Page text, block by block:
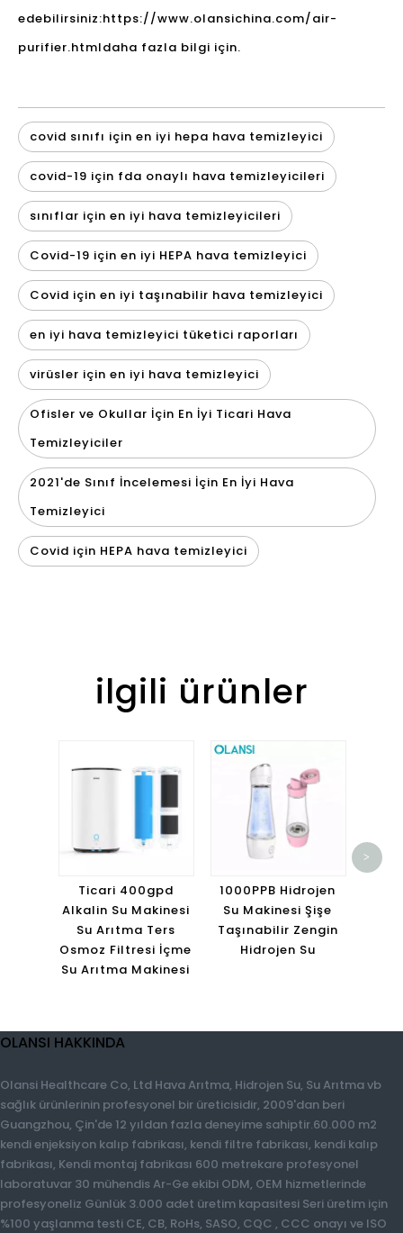
edebilirsiniz:https://www.olansichina.com/air-
purifier.htmldaha fazla bilgi için.
covid sınıfı için en iyi hepa hava temizleyici
covid-19 için fda onaylı hava temizleyicileri
sınıflar için en iyi hava temizleyicileri
Covid-19 için en iyi HEPA hava temizleyici
Covid için en iyi taşınabilir hava temizleyici
en iyi hava temizleyici tüketici raporları
virüsler için en iyi hava temizleyici
Ofisler ve Okullar İçin En İyi Ticari Hava
Temizleyiciler
2021'de Sınıf İncelemesi İçin En İyi Hava
Temizleyici
Covid için HEPA hava temizleyici
ilgili ürünler
Ticari 400gpd
Alkalin Su Makinesi
Su Arıtma Ters
Osmoz Filtresi İçme
Su Arıtma Makinesi
1000PPB Hidrojen
Su Makinesi Şişe
Taşınabilir Zengin
Hidrojen Su
>
Olansi Healthcare Co, Ltd Hava Arıtma, Hidrojen Su, Su Arıtma vb
sağlık ürünlerinin profesyonel bir üreticisidir, 2009'dan beri
Guangzhou, Çin'de 12 yıldan fazla deneyime sahiptir.60.000 m2
kendi enjeksiyon kalıp fabrikası, kendi filtre fabrikası, kendi kalıp
fabrikası, Kendi montaj fabrikası 600 metrekare profesyonel